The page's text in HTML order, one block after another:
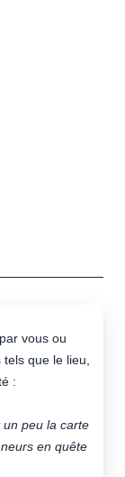
vous ou
que le lieu,
:
peu la carte
en quête